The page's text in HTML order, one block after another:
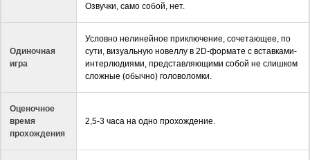
Озвучки, само собой, нет.
Одиночная
игра
Условно нелинейное приключение, сочетающее, по
сути, визуальную новеллу в 2D-формате с вставками-
интерлюдиями, представляющими собой не слишком
сложные (обычно) головоломки.
Оценочное
время
прохождения
2,5-3 часа на одно прохождение.